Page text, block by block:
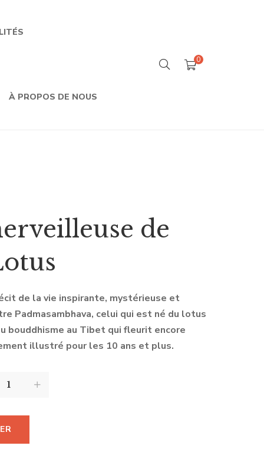
À PROPOS DE NOUS
0
de
de la vie inspirante, mystérieuse et
Padmasambhava, celui qui est né du lotus
bouddhisme au Tibet qui fleurit encore
illustré pour les 10 ans et plus.